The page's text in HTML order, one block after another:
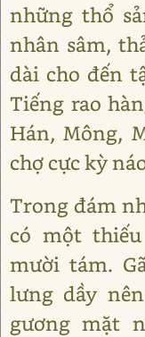
những thổ
nhân sâm,
dài cho đến
Tiếng rao
Hán, Mông,
chợ cực kỳ
Trong đám
có một
mười tám.
lưng dầy
gương mặt